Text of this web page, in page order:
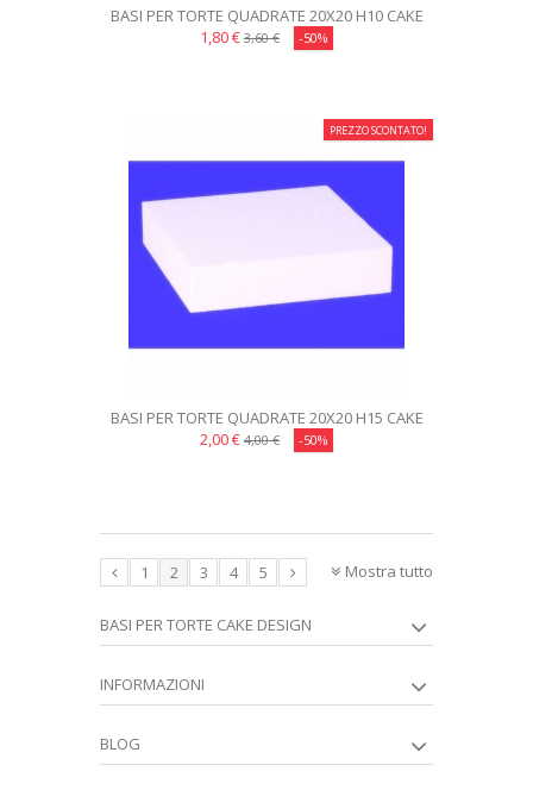
BASI PER TORTE QUADRATE 20X20 H10 CAKE
DESIGN
1,80 € 3,60 € -50%
PREZZO SCONTATO!
BASI PER TORTE QUADRATE 20X20 H15 CAKE
DESIGN
2,00 € 4,00 € -50%
Mostra tutto
1 2 3 4 5
BASI PER TORTE CAKE DESIGN
INFORMAZIONI
BLOG